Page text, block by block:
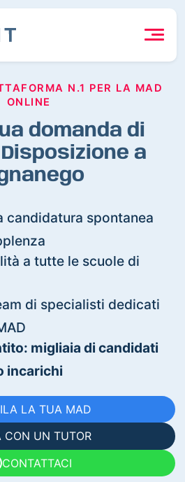
N.1 PER LA MAD
ONLINE
domanda di
a
candidatura spontanea
a tutte le scuole di
di specialisti dedicati
migliaia di candidati
incarichi
LA TUA MAD
CON UN TUTOR
CONTATTACI